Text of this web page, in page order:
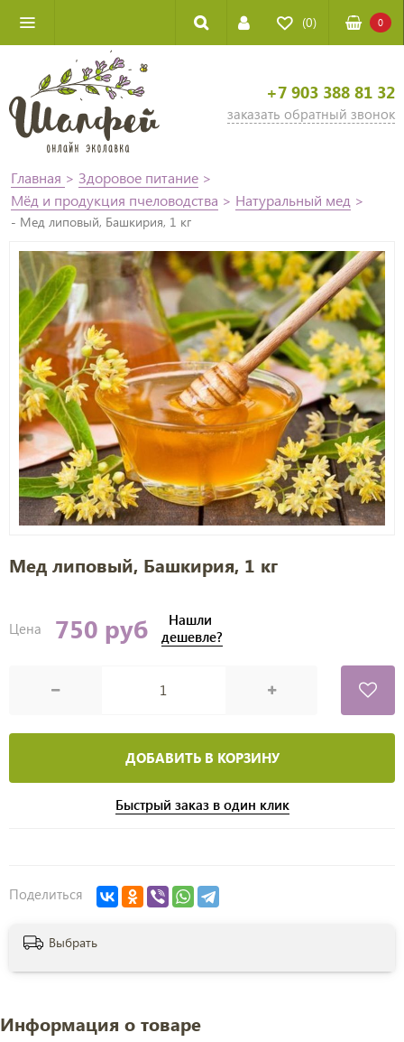
(0) 0
+7 903 388 81 32
заказать обратный звонок
Главная > Здоровое питание >
Мёд и продукция пчеловодства > Натуральный мед >
- Мед липовый, Башкирия, 1 кг
Мед липовый, Башкирия, 1 кг
Цена 750 руб
Нашли
дешевле?
ДОБАВИТЬ В КОРЗИНУ
Быстрый заказ в один клик
Поделиться
Выбрать
Информация о товаре